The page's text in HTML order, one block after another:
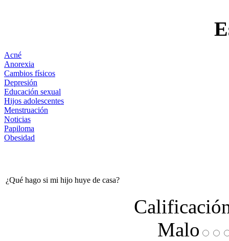
Acné
Anorexia
Cambios físicos
Depresión
Educación sexual
Hijos adolescentes
Menstruación
Noticias
Papiloma
Obesidad
¿Qué hago si mi hijo huye de casa?
Malo